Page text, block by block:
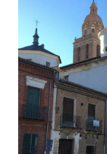
VII Feria del
el Vino y Yo’